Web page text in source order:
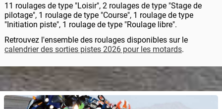
11 roulages de type "Loisir", 2 roulages de type "Stage de
pilotage", 1 roulage de type "Course", 1 roulage de type
"Initiation piste", 1 roulage de type "Roulage libre".
Retrouvez l'ensemble des roulages disponibles sur le
calendrier des sorties pistes 2026 pour les motards.